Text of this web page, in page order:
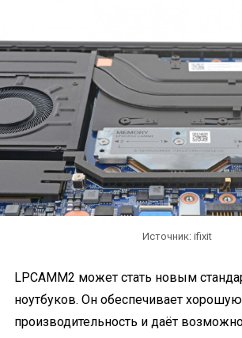
Источник: ifixit
LPCAMM2 может стать новым
ноутбуков. Он обеспечивает хорошую
производительность и даёт